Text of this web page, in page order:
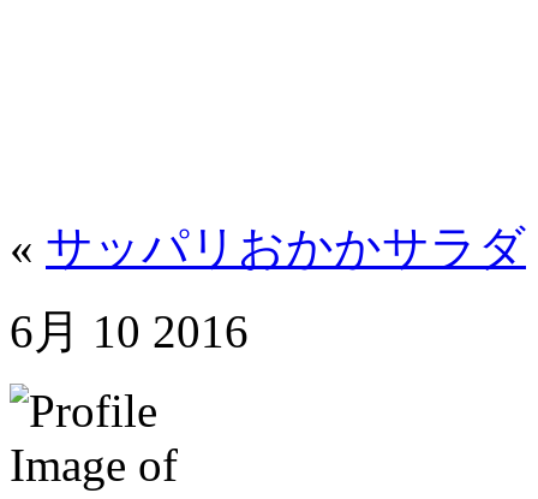
« サッパリおかかサラダ
6月 10 2016